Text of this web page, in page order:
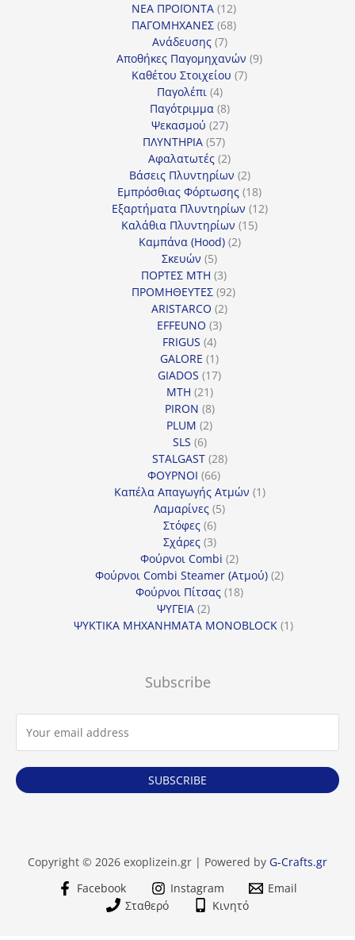
προϊόντα
ΝΕΑ ΠΡΟΪΟΝΤΑ 1212
προϊόντα
ΠΑΓΟΜΗΧΑΝΕΣ 6868
Ανάδευσης 77
προϊόντα
Αποθήκες Παγομηχανών 99
Καθέτου Στοιχείου 77
Παγολέπι 44
προϊόντα
Παγότριμμα 88
προϊόντα
Ψεκασμού 2727
προϊόντα
ΠΛΥΝΤΗΡΙΑ 5757
προϊόντα
Αφαλατωτές 22
προϊόντα
Βάσεις Πλυντηρίων 22
προϊόντα
Εμπρόσθιας Φόρτωσης 1818
προϊόντα
Εξαρτήματα Πλυντηρίων 1212
Καλάθια Πλυντηρίων 1515
Καμπάνα (Hood) 22
Σκευών 55
προϊόντα
ΠΟΡΤΕΣ MTH 33
προϊόντα
ΠΡΟΜΗΘΕΥΤΕΣ 9292
ARISTARCO 22
EFFEUNO 33
FRIGUS 44
προϊόντα
GALORE 11
προϊόν
GIADOS 1717
MTH 2121
προϊόντα
PIRON 88
προϊόντα
PLUM 22
SLS 66
προϊόντα
STALGAST 2828
ΦΟΥΡΝΟΙ 6666
προϊόντα
Καπέλα Απαγωγής Ατμών 11
Λαμαρίνες 55
Στόφες 66
προϊόντα
Σχάρες 33
προϊόντα
Φούρνοι Combi 22
προϊόντα
Φούρνοι Combi Steamer (Ατμού) 22
Φούρνοι Πίτσας 1818
ΨΥΓΕΙΑ 22
προϊόντα
ΨΥΚΤΙΚΑ ΜΗΧΑΝΗΜΑΤΑ MONOBLOCK 11
Subscribe
SUBSCRIBE
Copyright © 2026 exoplizein.gr | Powered by G-Crafts.gr
Facebook
Instagram
Email
Σταθερό
Κινητό